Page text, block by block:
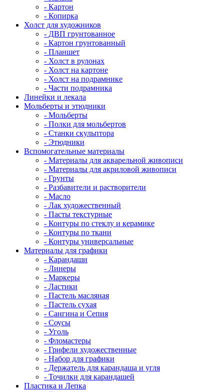
- Картон
- Копирка
Холст для художников
- ДВП грунтованное
- Картон грунтованный
- Планшет
- Холст в рулонах
- Холст на картоне
- Холст на подрамнике
- Части подрамника
Линейки и лекала
Мольберты и этюдники
- Мольберты
- Полки для мольбертов
- Станки скульптора
- Этюдники
Вспомогательные материалы
- Материалы для акварельной живописи
- Материалы для акриловой живописи
- Грунты
- Разбавители и растворители
- Масло
- Лак художественный
- Пасты текстурные
- Контуры по стеклу и керамике
- Контуры по ткани
- Контуры универсальные
Материалы для графики
- Карандаши
- Линеры
- Маркеры
- Ластики
- Пастель масляная
- Пастель сухая
- Сангина и Сепия
- Соусы
- Уголь
- Фломастеры
- Грифели художественные
- Набор для графики
- Держатель для карандаша и угля
- Точилки для карандашей
Пластика и Лепка